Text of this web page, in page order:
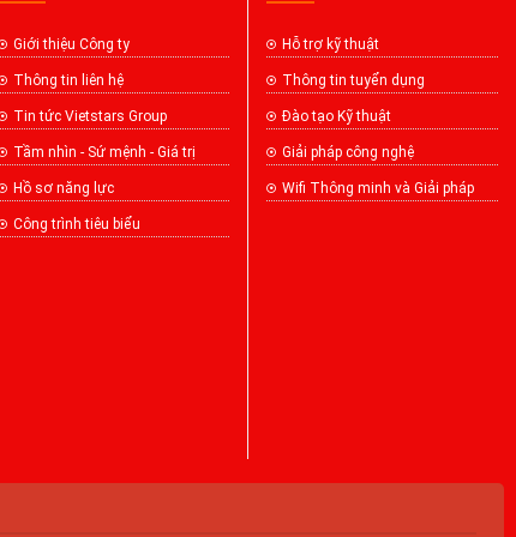
Giới thiệu Công ty
Thông tin liên hệ
Tin tức Vietstars Group
Tầm nhìn - Sứ mệnh - Giá trị
Hồ sơ năng lực
Công trình tiêu biểu
Hỗ trợ kỹ thuật
Thông tin tuyển dụng
Đào tạo Kỹ thuật
Giải pháp công nghệ
Wifi Thông minh và Giải pháp